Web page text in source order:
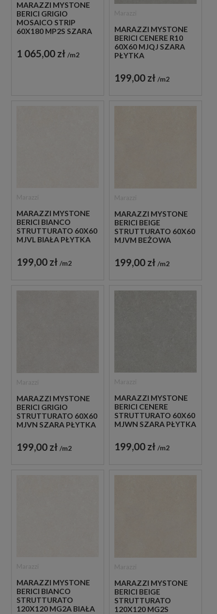
MARAZZI MYSTONE
BERICI GRIGIO
MOSAICO STRIP
60X180 MP2S SZARA
DEKORACYJNA
1 065,00 zł m2
MARAZZI MYSTONE
BERICI CENERE R10
60X60 MJQJ SZARA
PŁYTKA
IMITUJĄCA KAMIEŃ
199,00 zł m2
MARAZZI MYSTONE
BERICI BIANCO
STRUTTURATO 60X60
MJVL BIAŁA PŁYTKA
IMITUJĄCA KAMIEŃ
199,00 zł m2
MARAZZI MYSTONE
BERICI BEIGE
STRUTTURATO 60X60
MJVM BEŻOWA
STRUKTURALNA
IMITUJĄCA KAMIEŃ
199,00 zł m2
MARAZZI MYSTONE
BERICI GRIGIO
STRUTTURATO 60X60
MJVN SZARA PŁYTKA
IMITUJĄCA KAMIEŃ
199,00 zł m2
MARAZZI MYSTONE
BERICI CENERE
STRUTTURATO 60X60
MJWN SZARA PŁYTKA
IMITUJĄCA KAMIEŃ
199,00 zł m2
MARAZZI MYSTONE
BERICI BIANCO
STRUTTURATO
120X120 MG2A BIAŁA
MARAZZI MYSTONE
BERICI BEIGE
STRUTTURATO
120X120 MG2S